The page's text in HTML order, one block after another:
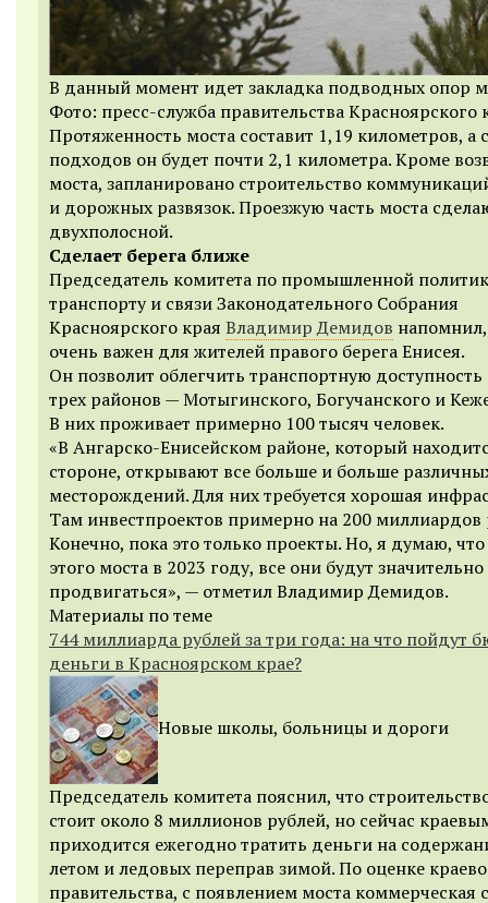
В данный момент идет закладка подводных опор
Фото: пресс-служба правительства Красноярского
Протяженность моста составит 1,19 километров, а
подходов он будет почти 2,1 километра. Кроме
моста, запланировано строительство
и дорожных развязок. Проезжую часть моста
двухполосной.
Сделает берега ближе
Председатель комитета по промышленной
транспорту и связи Законодательного Собрания
Красноярского края Владимир Демидов
очень важен для жителей правого берега Енисея.
Он позволит облегчить транспортную доступность
трех районов — Мотыгинского, Богучанского и
В них проживает примерно 100 тысяч человек.
«В Ангарско-Енисейском районе, который
стороне, открывают все больше и больше
месторождений. Для них требуется хорошая
Там инвестпроектов примерно на 200 миллиардов
Конечно, пока это только проекты. Но, я думаю,
этого моста в 2023 году, все они будут
продвигаться», — отметил Владимир Демидов.
Материалы по теме
744 миллиарда рублей за три года: на что пойдут
деньги в Красноярском крае?
Новые школы, больницы и дороги
Председатель комитета пояснил, что
стоит около 8 миллионов рублей, но сейчас
приходится ежегодно тратить деньги на
летом и ледовых переправ зимой. По оценке
правительства, с появлением моста коммерческая